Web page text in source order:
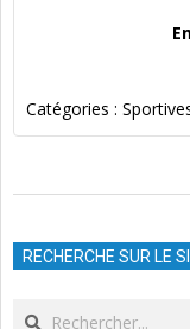
Catégories :
27RECHERCHE SUR LE
Search